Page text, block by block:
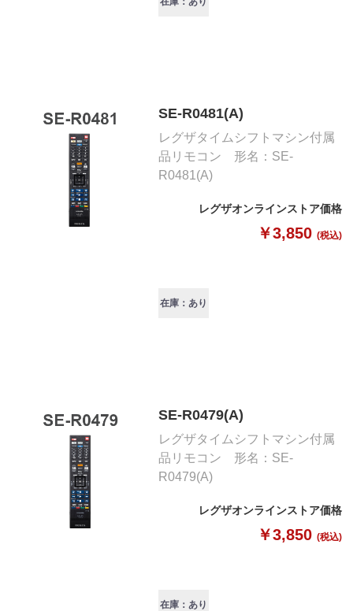
SE-R0481(A)
レグザタイムシフトマシン付属
品リモコン 形名：SE-
R0481(A)
レグザオンラインストア価格
￥3,850 (税込)
在庫：あり
SE-R0479(A)
レグザタイムシフトマシン付属
品リモコン 形名：SE-
R0479(A)
レグザオンラインストア価格
￥3,850 (税込)
在庫：あり